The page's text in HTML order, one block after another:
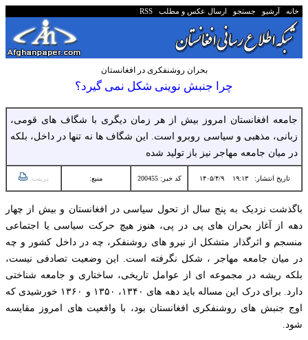
خانه آرشیو جستجو ارسال عکس و مطلب RSS
بحران روشنفکری در افغانستان
چرا جنبش نوینی شکل نمی گیرد؟
جامعه افغانستان امروز بیش از هر زمان دیگری با شگاف های قومی،
زبانی، مذهبی و سیاسی روبرو است. این شگاف ها نه تنها در داخل، بلكه
در میان جامعه مهاجر نیز باز تولید شده
تاریخ انتشار: ۱۹:۱۳ ۱۴۰۵/۴/۹ کد خبر: 200455 منبع: پرینت
باگذشت نزدیک به پنج سال از تحول سیاسی در افغانستان و بیش از چهار
دهه از آغاز بحران های پی در پی، هنوز هیچ حرکت سیاسی یا اجتماعی
منسجم و اثرگذار متشکل از نیرو های روشنفکر، چه در داخل کشور و چه
در میان جامعه مهاجر ، شکل نگرفته است. این وضعیت تصادفی نیست،
بلکه ریشه در مجموعه ای از عوامل تاریخی، ساختاری و جامعه شناختی
دارد. برای درک این مساله باید دهه های ۱۳۴۰، ۱۳۵۰ و ۱۳۶۰ خورشیدی که
اوج جنبش های روشنفکری افغانستان بود، با واقعیت های امروز مقایسه
شود.